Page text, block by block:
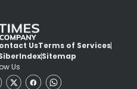
UsTerms of Services
IndexSitemap
Us